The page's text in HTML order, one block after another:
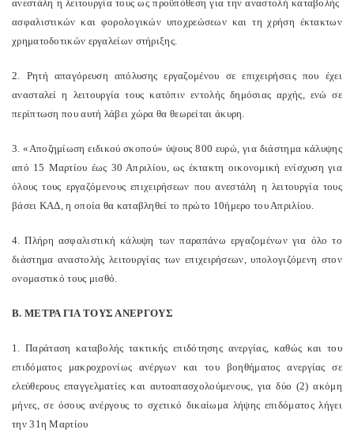
ανεστάλη η λειτουργία τους ως προϋπόθεση για την αναστολή καταβολής
ασφαλιστικών και φορολογικών υποχρεώσεων και τη χρήση έκτακτων
χρηματοδοτικών εργαλείων στήριξης.
2. Ρητή απαγόρευση απόλυσης εργαζομένου σε επιχειρήσεις που έχει
ανασταλεί η λειτουργία τους κατόπιν εντολής δημόσιας αρχής, ενώ σε
περίπτωση που αυτή λάβει χώρα θα θεωρείται άκυρη.
3. «Αποζημίωση ειδικού σκοπού» ύψους 800 ευρώ, για διάστημα κάλυψης
από 15 Μαρτίου έως 30 Απριλίου, ως έκτακτη οικονομική ενίσχυση για
όλους τους εργαζόμενους επιχειρήσεων που ανεστάλη η λειτουργία τους
βάσει ΚΑΔ, η οποία θα καταβληθεί το πρώτο 10ήμερο του Απριλίου.
4. Πλήρη ασφαλιστική κάλυψη των παραπάνω εργαζομένων για όλο το
διάστημα αναστολής λειτουργίας των επιχειρήσεων, υπολογιζόμενη στον
ονομαστικό τους μισθό.
Β. ΜΕΤΡΑ ΓΙΑ ΤΟΥΣ ΑΝΕΡΓΟΥΣ
1. Παράταση καταβολής τακτικής επιδότησης ανεργίας, καθώς και του
επιδόματος μακροχρονίως ανέργων και του βοηθήματος ανεργίας σε
ελεύθερους επαγγελματίες και αυτοαπασχολούμενους, για δύο (2) ακόμη
μήνες, σε όσους ανέργους το σχετικό δικαίωμα λήψης επιδόματος λήγει
την 31η Μαρτίου